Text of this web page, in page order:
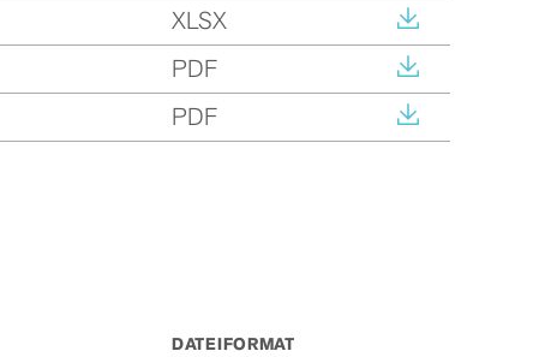
XLSX
PDF
PDF
DATEIFORMAT